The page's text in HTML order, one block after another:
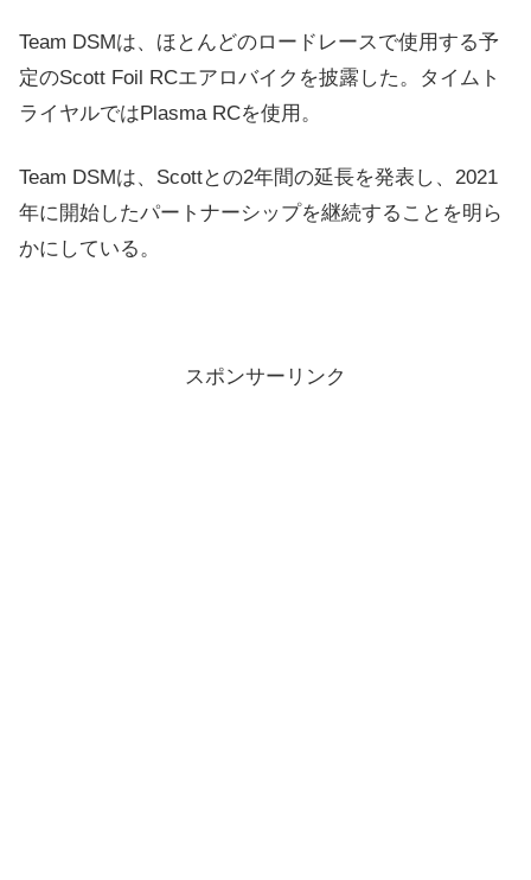
Team DSMは、ほとんどのロードレースで使用する予
定のScott Foil RCエアロバイクを披露した。タイムト
ライヤルではPlasma RCを使用。
Team DSMは、Scottとの2年間の延長を発表し、2021
年に開始したパートナーシップを継続することを明ら
かにしている。
スポンサーリンク